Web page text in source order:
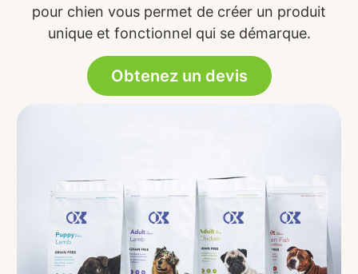
pour chien vous permet de créer un produit
unique et fonctionnel qui se démarque.
Obtenez un devis